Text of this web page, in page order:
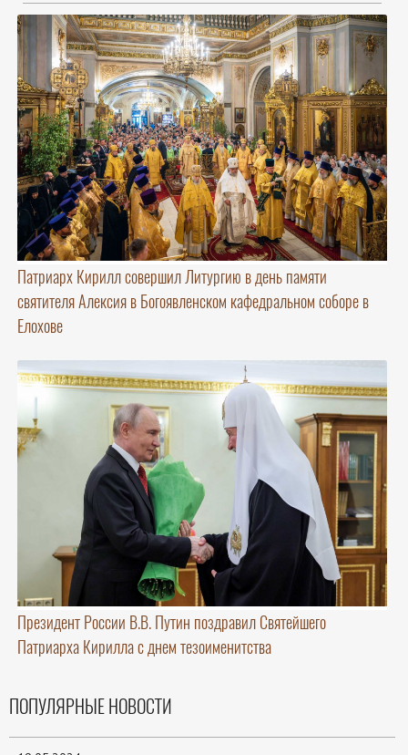
Патриарх Кирилл совершил Литургию в день памяти
святителя Алексия в Богоявленском кафедральном соборе в
Елохове
Президент России В.В. Путин поздравил Святейшего
Патриарха Кирилла с днем тезоименитства
ПОПУЛЯРНЫЕ НОВОСТИ